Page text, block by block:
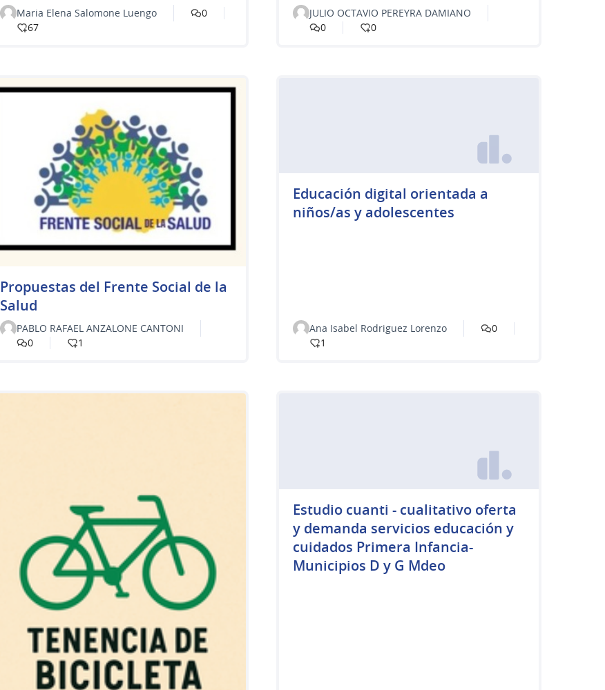
Maria Elena Salomone Luengo
0
67
JULIO OCTAVIO PEREYRA DAMIANO
0
0
Propuestas del Frente Social de la
Salud
PABLO RAFAEL ANZALONE CANTONI
0
1
Educación digital orientada a
niños/as y adolescentes
Ana Isabel Rodriguez Lorenzo
0
1
Estudio cuanti - cualitativo oferta
y demanda servicios educación y
cuidados Primera Infancia-
Municipios D y G Mdeo